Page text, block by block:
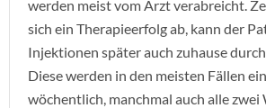
werden meist vom Arzt verabreicht.
sich ein Therapieerfolg ab, kann der
Injektionen später auch zuhause
Diese werden in den meisten Fällen
wöchentlich, manchmal auch alle zwei